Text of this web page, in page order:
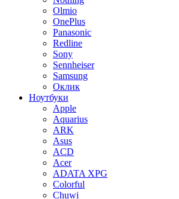
Olmio
OnePlus
Panasonic
Redline
Sony
Sennheiser
Samsung
Оклик
Ноутбуки
Apple
Aquarius
ARK
Asus
ACD
Acer
ADATA XPG
Colorful
Chuwi